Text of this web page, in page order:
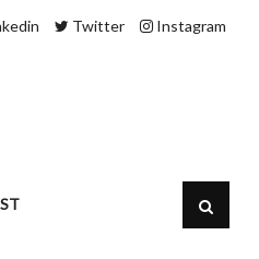
Persepsi dengan Data
Instagram
Twitter